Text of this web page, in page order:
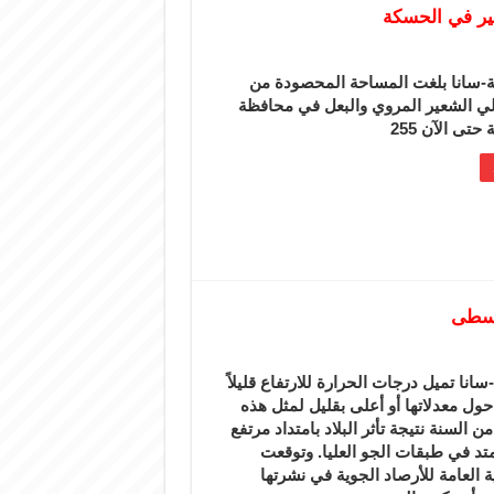
سانا بلغت المساحة المحصودة من
الشعير المروي والبعل في محافظة
حتى الآن 255
تميل درجات الحرارة للارتفاع قليلاً
معدلاتها أو أعلى بقليل لمثل هذه
من السنة نتيجة تأثر البلاد بامتداد مرتفع
في طبقات الجو العليا. وتوقعت
العامة للأرصاد الجوية في نشرتها